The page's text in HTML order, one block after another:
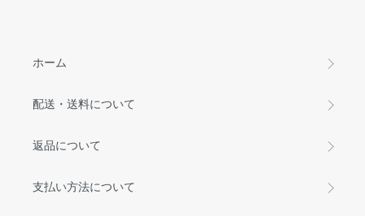
ホーム
配送・送料について
返品について
支払い方法について